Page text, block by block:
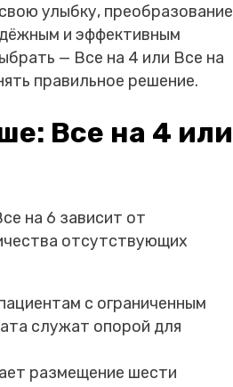
улыбку, преобразование
и эффективным
— Все на 4 или Все на
правильное решение.
Все на 4 или
на 6 зависит от
отсутствующих
с ограниченным
служат опорой для
размещение шести